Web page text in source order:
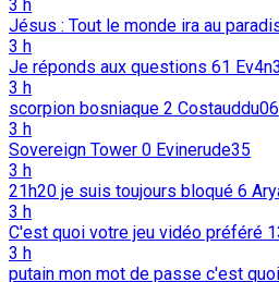
3 h
Jésus : Tout le monde ira au
3 h
Je réponds aux questions 61 Ev4n3
3 h
scorpion bosniaque 2 Costauddu06
3 h
Sovereign Tower 0 Evinerude35
3 h
21h20 je suis toujours bloqué 6
3 h
C'est quoi votre jeu vidéo préféré
3 h
putain mon mot de passe c'est